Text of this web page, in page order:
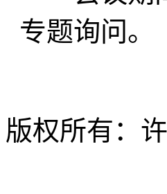
专题询问。
版权所有：